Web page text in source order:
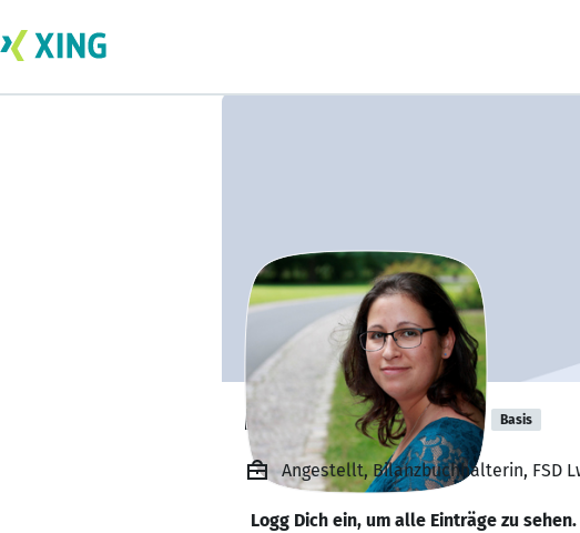
Maren Chebbouk Basis
Angestellt, Bilanzbuchhalterin, FSD
Logg Dich ein, um alle Einträge zu sehen.